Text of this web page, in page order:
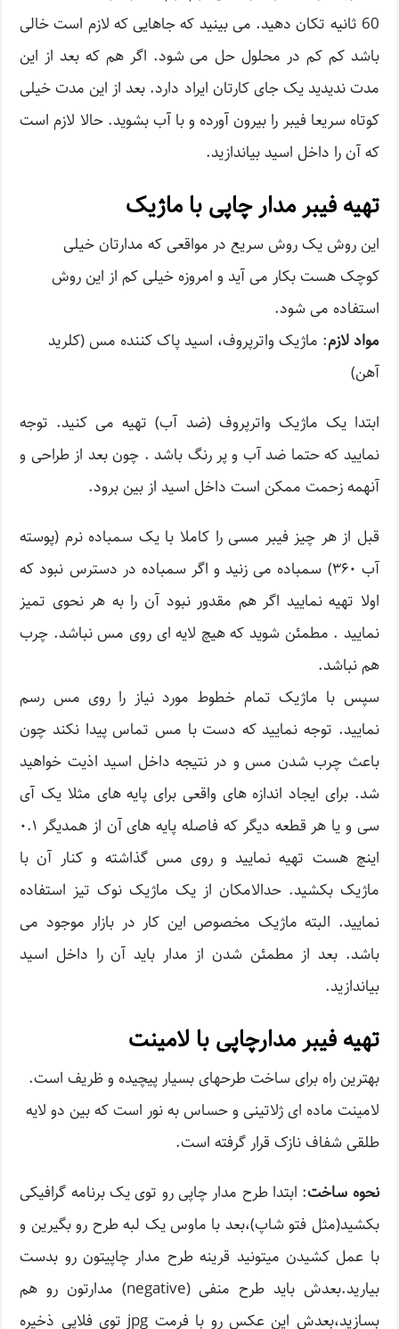
60 ثانیه تکان دهید. می بینید که جاهایی که لازم است خالی
باشد کم کم در محلول حل می شود. اگر هم که بعد از این
مدت ندیدید یک جای کارتان ایراد دارد. بعد از این مدت خیلی
کوتاه سریعا فیبر را بیرون آورده و با آب بشوید. حالا لازم است
که آن را داخل اسید بیاندازید.
تهیه فیبر مدار چاپی با ماژیک
این روش یک روش سریع در مواقعی که مدارتان خیلی
کوچک هست بکار می آید و امروزه خیلی کم از این روش
استفاده می شود.
مواد لازم: ماژیک واترپروف، اسید پاک کننده مس (کلرید
آهن)
ابتدا یک ماژیک واترپروف (ضد آب) تهیه می کنید. توجه
نمایید که حتما ضد آب و پر رنگ باشد . چون بعد از طراحی و
آنهمه زحمت ممکن است داخل اسید از بین برود.
قبل از هر چیز فیبر مسی را کاملا با یک سمباده نرم (پوسته
آب ۳۶۰) سمباده می زنید و اگر سمباده در دسترس نبود که
اولا تهیه نمایید اگر هم مقدور نبود آن را به هر نحوی تمیز
نمایید . مطمئن شوید که هیچ لایه ای روی مس نباشد. چرب
هم نباشد.
سپس با ماژیک تمام خطوط مورد نیاز را روی مس رسم
نمایید. توجه نمایید که دست با مس تماس پیدا نکند چون
باعث چرب شدن مس و در نتیجه داخل اسید اذیت خواهید
شد. برای ایجاد اندازه های واقعی برای پایه های مثلا یک آی
سی و یا هر قطعه دیگر که فاصله پایه های آن از همدیگر ۰.۱
اینچ هست تهیه نمایید و روی مس گذاشته و کنار آن با
ماژیک بکشید. حدالامکان از یک ماژیک نوک تیز استفاده
نمایید. البته ماژیک مخصوص این کار در بازار موجود می
باشد. بعد از مطمئن شدن از مدار باید آن را داخل اسید
بیاندازید.
تهیه فیبر مدارچاپی با لامینت
بهترین راه برای ساخت طرحهای بسیار پیچیده و ظریف است.
لامینت ماده ای ژلاتینی و حساس به نور است که بین دو لایه
طلقی شفاف نازک قرار گرفته است.
نحوه ساخت: ابتدا طرح مدار چاپی رو توی یک برنامه گرافیکی
بکشید(مثل فتو شاپ)،بعد با ماوس یک لبه طرح رو بگیرین و
با عمل کشیدن میتونید قرینه طرح مدار چاپیتون رو بدست
بیارید.بعدش باید طرح منفی (negative) مدارتون رو هم
بسازید،بعدش این عکس رو با فرمت jpg توی فلاپی ذخیره